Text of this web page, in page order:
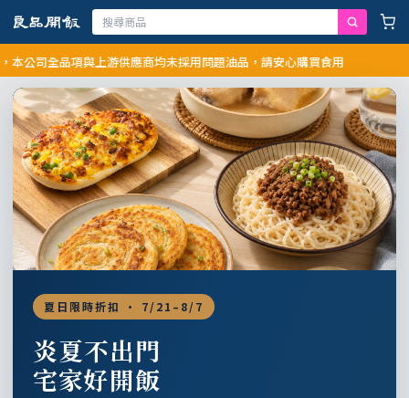
全品項與上游供應商均未採用問題油品，請安心購買食用
夏日限時折扣 · 7/21–8/7
炎夏不出門
宅家好開飯